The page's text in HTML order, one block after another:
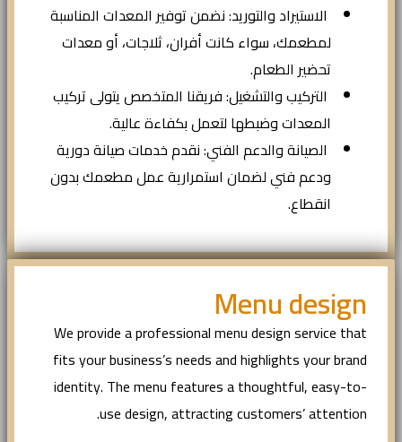
الاستيراد والتوريد: نضمن توفير المعدات المناسبة
لمطعمك، سواء كانت أفران، ثلاجات، أو معدات
تحضير الطعام.
التركيب والتشغيل: فريقنا المتخصص يتولى تركيب
المعدات وضبطها لتعمل بكفاءة عالية.
الصيانة والدعم الفني: نقدم خدمات صيانة دورية
ودعم فني لضمان استمرارية عمل مطعمك بدون
انقطاع.
Menu design
We provide a professional menu design service that
fits your business’s needs and highlights your brand
identity. The menu features a thoughtful, easy-to-
use design, attracting customers’ attention.